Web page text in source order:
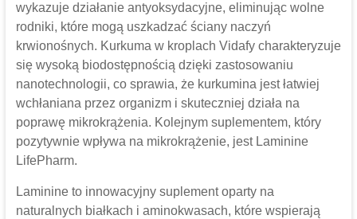
wykazuje działanie antyoksydacyjne, eliminując wolne
rodniki, które mogą uszkadzać ściany naczyń
krwionośnych. Kurkuma w kroplach Vidafy charakteryzuje
się wysoką biodostępnością dzięki zastosowaniu
nanotechnologii, co sprawia, że kurkumina jest łatwiej
wchłaniana przez organizm i skuteczniej działa na
poprawę mikrokrążenia. Kolejnym suplementem, który
pozytywnie wpływa na mikrokrążenie, jest Laminine
LifePharm.
Laminine to innowacyjny suplement oparty na
naturalnych białkach i aminokwasach, które wspierają